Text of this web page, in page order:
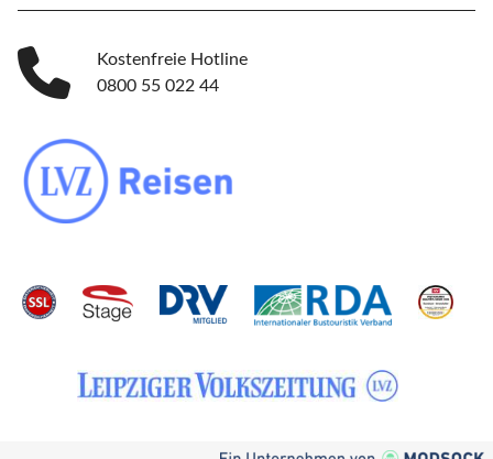
Kostenfreie Hotline
0800 55 022 44